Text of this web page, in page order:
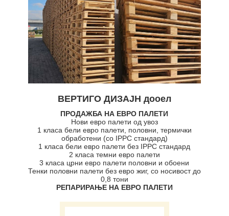
ВЕРТИГО ДИЗАЈН дооел
ПРОДАЖБА НА ЕВРО ПАЛЕТИ
Нови евро палети од увоз
1 класа бели евро палети, половни, термички
обработени (со IPPC стандард)
1 класа бели евро палети без IPPC стандард
2 класа темни евро палети
3 класа црни евро палети половни и обоени
Тенки половни палети без евро жиг, со носивост до
0,8 тони
РЕПАРИРАЊЕ НА ЕВРО ПАЛЕТИ